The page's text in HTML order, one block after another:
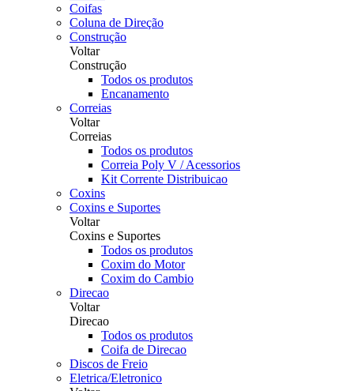
Coifas
Coluna de Direção
Construção
Voltar
Construção
Todos os produtos
Encanamento
Correias
Voltar
Correias
Todos os produtos
Correia Poly V / Acessorios
Kit Corrente Distribuicao
Coxins
Coxins e Suportes
Voltar
Coxins e Suportes
Todos os produtos
Coxim do Motor
Coxim do Cambio
Direcao
Voltar
Direcao
Todos os produtos
Coifa de Direcao
Discos de Freio
Eletrica/Eletronico